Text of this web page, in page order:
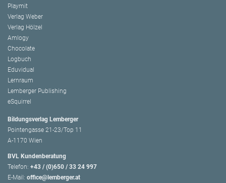
Playmit
Verlag Weber
Verlag Hölzel
Amlogy
Chocolate
Logbuch
Eduvidual
Lernraum
Lemberger Publishing
eSquirrel
Bildungsverlag Lemberger
Pointengasse 21-23/Top 11
A-1170 Wien
BVL Kundenberatung
Telefon: +43 / (0)650 / 33 24 997
E-Mail: office@lemberger.at